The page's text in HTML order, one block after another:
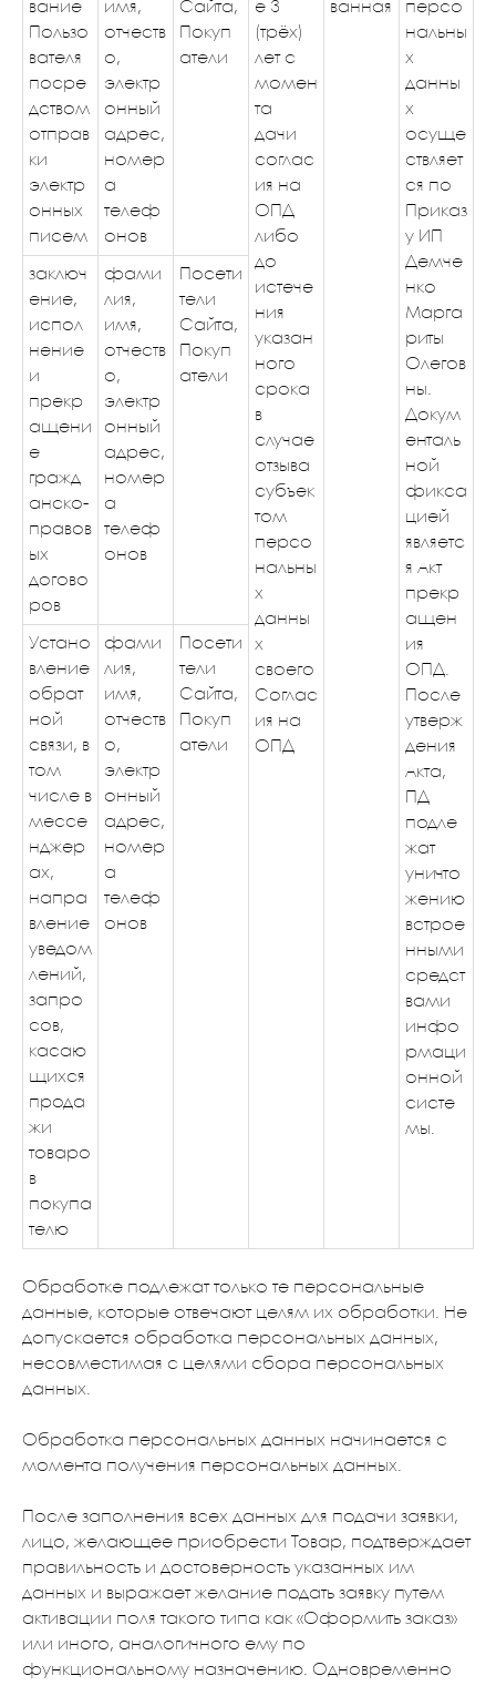
вание
Пользо
вателя
посре
дством
отправ
ки
электр
онных
писем
имя,
отчеств
о,
электр
онный
адрес,
номер
а
телеф
онов
Сайта,
Покуп
атели
е 3
(трёх)
лет с
момен
та
дачи
соглас
ия на
ОПД
либо
до
истече
ния
указан
ного
срока
в
случае
отзыва
субъек
том
персо
нальны
х
данны
х
своего
Соглас
ия на
ОПД
ванная
персо
нальны
х
данны
х
осуще
ствляет
ся по
Приказ
у ИП
Демче
нко
Марга
риты
Олегов
ны.
Докум
енталь
ной
фикса
цией
являетс
я Акт
прекр
ащен
ия
ОПД.
После
утверж
дения
Акта,
ПД
подле
жат
уничто
жению
встрое
нными
средст
вами
инфо
рмаци
онной
систе
мы.
заключ
ение,
испол
нение
и
прекр
ащени
е
гражд
анско-
правов
ых
догово
ров
фами
лия,
имя,
отчеств
о,
электр
онный
адрес,
номер
а
телеф
онов
Посети
тели
Сайта,
Покуп
атели
Устано
вление
обрат
ной
связи, в
том
числе в
мессе
нджер
ах,
напра
вление
уведом
лений,
запро
сов,
касаю
щихся
прода
жи
товаро
в
покупа
телю
фами
лия,
имя,
отчеств
о,
электр
онный
адрес,
номер
а
телеф
онов
Посети
тели
Сайта,
Покуп
атели
Обработке подлежат только те персональные
данные, которые отвечают целям их обработки. Не
допускается обработка персональных данных,
несовместимая с целями сбора персональных
данных.
Обработка персональных данных начинается с
момента получения персональных данных.
После заполнения всех данных для подачи заявки,
лицо, желающее приобрести Товар, подтверждает
правильность и достоверность указанных им
данных и выражает желание подать заявку путем
активации поля такого типа как «Оформить заказ»
или иного, аналогичного ему по
функциональному назначению. Одновременно